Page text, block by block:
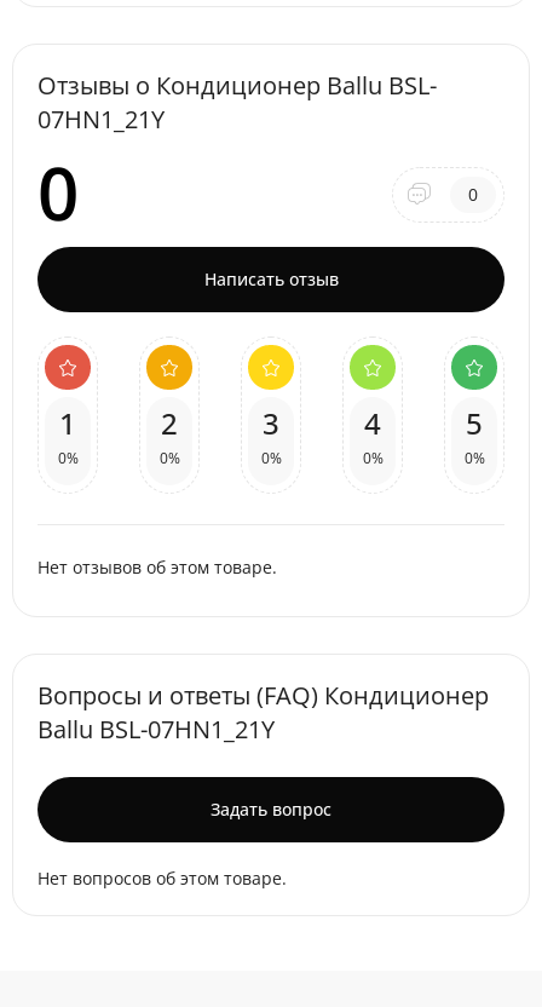
Отзывы о Кондиционер Ballu BSL-
07HN1_21Y
0 0
Написать отзыв
1
0%
2
0%
3
0%
4
0%
5
0%
Нет отзывов об этом товаре.
Вопросы и ответы (FAQ) Кондиционер
Ballu BSL-07HN1_21Y
Задать вопрос
Нет вопросов об этом товаре.